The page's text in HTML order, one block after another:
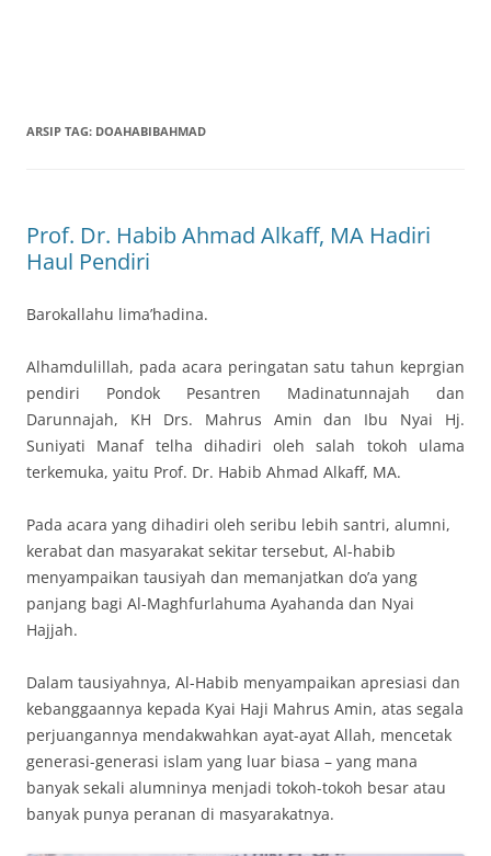
ARSIP TAG: DOAHABIBAHMAD
Prof. Dr. Habib Ahmad Alkaff, MA Hadiri
Haul Pendiri
Barokallahu lima’hadina.
Alhamdulillah, pada acara peringatan satu tahun keprgian
pendiri Pondok Pesantren Madinatunnajah dan
Darunnajah, KH Drs. Mahrus Amin dan Ibu Nyai Hj.
Suniyati Manaf telha dihadiri oleh salah tokoh ulama
terkemuka, yaitu Prof. Dr. Habib Ahmad Alkaff, MA.
Pada acara yang dihadiri oleh seribu lebih santri, alumni,
kerabat dan masyarakat sekitar tersebut, Al-habib
menyampaikan tausiyah dan memanjatkan do’a yang
panjang bagi Al-Maghfurlahuma Ayahanda dan Nyai
Hajjah.
Dalam tausiyahnya, Al-Habib menyampaikan apresiasi dan
kebanggaannya kepada Kyai Haji Mahrus Amin, atas segala
perjuangannya mendakwahkan ayat-ayat Allah, mencetak
generasi-generasi islam yang luar biasa – yang mana
banyak sekali alumninya menjadi tokoh-tokoh besar atau
banyak punya peranan di masyarakatnya.